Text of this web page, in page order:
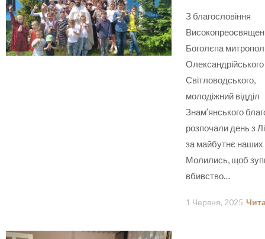
З благословіння
Боголєпа
Олександрійського
Світловодського,
молодіжний відділ
Знам’янського
розпочали день з
за майбутнє наших
Молились, щоб
вбивство…
1 Червня, 2025